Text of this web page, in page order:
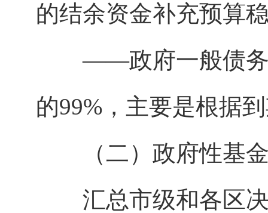
的结余资金补充预算
——政府一般债务还
的99%，主要是根据
（二）政府性基金
汇总市级和各区决